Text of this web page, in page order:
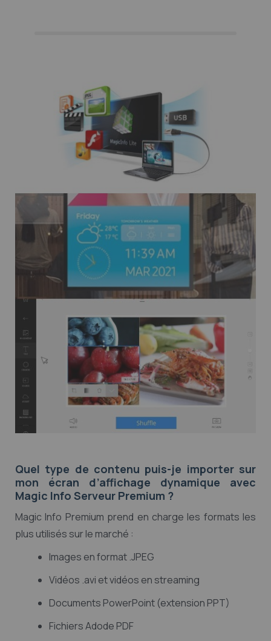
Quel type de contenu puis-je importer sur
mon écran d’affichage dynamique avec
Magic Info Serveur Premium ?
Magic Info Premium prend en charge les formats les
plus utilisés sur le marché :
Images en format .JPEG
Vidéos .avi et vidéos en streaming
Documents PowerPoint (extension PPT)
Fichiers Adode PDF